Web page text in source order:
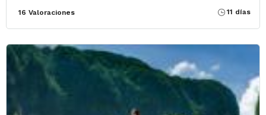
16 Valoraciones 11 días